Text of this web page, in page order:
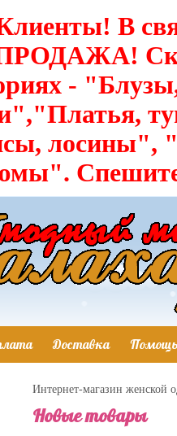
В
-
лосины",
Доставка
Интернет-магазин женской
Новые товары